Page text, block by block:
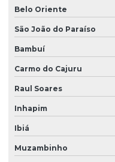
Belo Oriente
São João do Paraíso
Bambuí
Carmo do Cajuru
Raul Soares
Inhapim
Ibiá
Muzambinho